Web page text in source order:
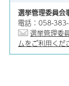
選挙管理委員会
電話：058-
選挙管理委
ムをご利用くだ